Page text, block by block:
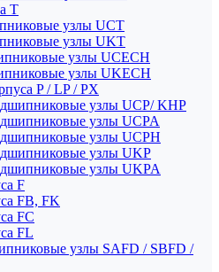
T
узлы UCT
узлы UKT
узлы UCECH
узлы UKECH
P / LP / PX
узлы UCP/ KHP
узлы UCPA
узлы UCPH
узлы UKP
узлы UKPA
F
FB, FK
FC
FL
узлы SAFD / SBFD /